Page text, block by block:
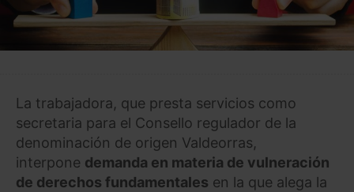
La trabajadora, que presta servicios como
secretaria para el Consello regulador de la
denominación de origen Valdeorras,
interpone demanda en materia de vulneración
de derechos fundamentales en la que alega la